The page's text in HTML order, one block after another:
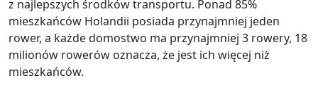
z najlepszych środków transportu. Ponad 85%
mieszkańców Holandii posiada przynajmniej jeden
rower, a każde domostwo ma przynajmniej 3 rowery, 18
milionów rowerów oznacza, że jest ich więcej niż
mieszkańców.